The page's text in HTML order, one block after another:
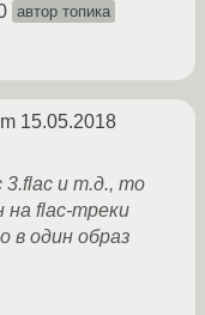
автор топика
15.05.2018
3.flac и т.д., то
на flac-треки
в один образ